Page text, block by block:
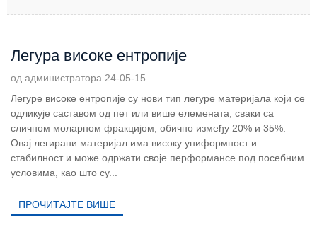
Легура високе ентропије
од администратора 24-05-15
Легуре високе ентропије су нови тип легуре материјала који се
одликује саставом од пет или више елемената, сваки са
сличном моларном фракцијом, обично између 20% и 35%.
Овај легирани материјал има високу униформност и
стабилност и може одржати своје перформансе под посебним
условима, као што су...
ПРОЧИТАЈТЕ ВИШЕ